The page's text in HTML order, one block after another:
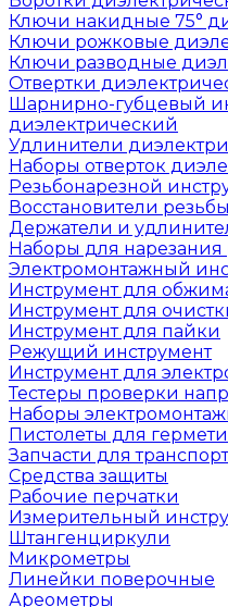
Ключи накидные 75°
Ключи рожковые
Ключи разводные
Отвертки
Шарнирно-губцевый
диэлектрический
Удлинители
Наборы отверток
Резьбонарезной
Восстановители резьбы
Держатели и
Наборы для нарезания
Электромонтажный
Инструмент для
Инструмент для
Инструмент для пайки
Режущий инструмент
Инструмент для
Тестеры проверки
Наборы
Пистолеты для
Запчасти для
Средства защиты
Рабочие перчатки
Измерительный
Штангенциркули
Микрометры
Линейки поверочные
Ареометры